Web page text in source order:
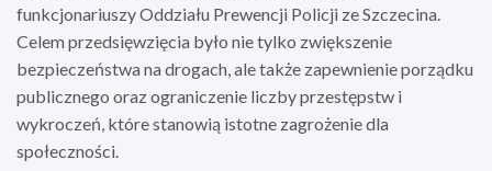
funkcjonariuszy Oddziału Prewencji Policji ze Szczecina.
Celem przedsięwzięcia było nie tylko zwiększenie
bezpieczeństwa na drogach, ale także zapewnienie porządku
publicznego oraz ograniczenie liczby przestępstw i
wykroczeń, które stanowią istotne zagrożenie dla
społeczności.